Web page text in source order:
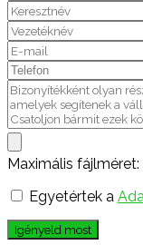
Maximális fájlméret:
Egyetértek a
Igényeld most